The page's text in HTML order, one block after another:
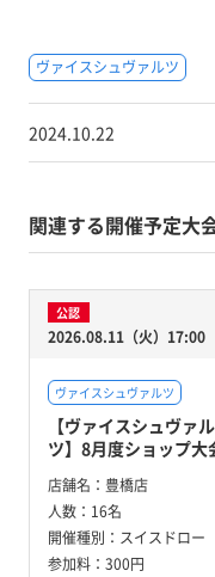
ヴァイスシュヴァルツ
2024.10.22
関連する開催予定大
公認
2026.08.11（火）17:00
ヴァイスシュヴァルツ
【ヴァイスシュヴァル
ツ】8月度ショップ大
店舗名： 豊橋店
人数： 16名
開催種別： スイスドロー
参加料： 300円